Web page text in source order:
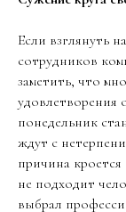
Если взглянуть
сотрудников
заметить, что
удовлетворения
понедельник
ждут с
причина
не подходит
выбрал